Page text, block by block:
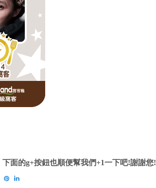
面的g+按鈕也順便幫我們+1一下吧!謝謝您!